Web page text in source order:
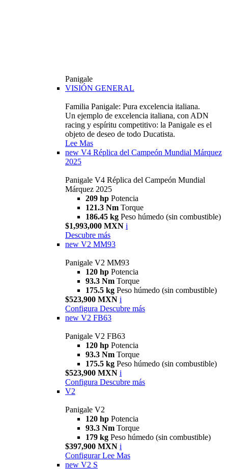
Panigale
VISIÓN GENERAL
Familia Panigale: Pura excelencia italiana.
Un ejemplo de excelencia italiana, con ADN
racing y espíritu competitivo: la Panigale es el
objeto de deseo de todo Ducatista.
Lee Mas
new V4 Réplica del Campeón Mundial Márquez
2025
Panigale V4 Réplica del Campeón Mundial
Márquez 2025
209 hp Potencia
121.3 Nm Torque
186.45 kg Peso húmedo (sin combustible)
$1,993,000 MXN i
Descubre más
new V2 MM93
Panigale V2 MM93
120 hp Potencia
93.3 Nm Torque
175.5 kg Peso húmedo (sin combustible)
$523,900 MXN i
Configura Descubre más
new V2 FB63
Panigale V2 FB63
120 hp Potencia
93.3 Nm Torque
175.5 kg Peso húmedo (sin combustible)
$523,900 MXN i
Configura Descubre más
V2
Panigale V2
120 hp Potencia
93.3 Nm Torque
179 kg Peso húmedo (sin combustible)
$397,900 MXN i
Configurar Lee Mas
new V2 S